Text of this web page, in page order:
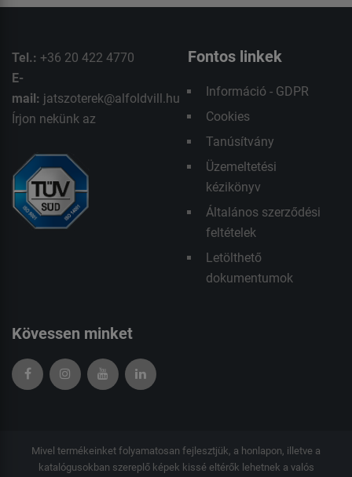
Tel.: +36 20 422 4770
E-
mail: jatszoterek@alfoldvill.hu
Írjon nekünk az
Fontos linkek
Információ - GDPR
Cookies
Tanúsítvány
Üzemeltetési
kézikönyv
Általános szerződési
feltételek
Letölthető
dokumentumok
Kövessen minket
Mivel termékeinket folyamatosan fejlesztjük, a honlapon, illetve a
katalógusokban szereplő képek kissé eltérők lehetnek a valós